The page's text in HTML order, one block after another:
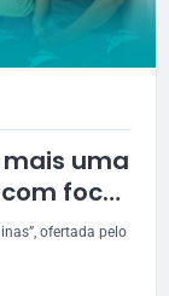
uma
foco
ofertada pelo